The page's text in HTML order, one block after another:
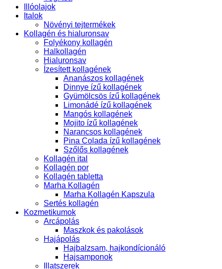
Illóolajok
Italok
Növényi tejtermékek
Kollagén és hialuronsav
Folyékony kollagén
Halkollagén
Hialuronsav
Ízesített kollagének
Ananászos kollagének
Dinnye ízű kollagének
Gyümölcsös ízű kollagének
Limonádé ízű kollagének
Mangós kollagének
Mojito ízű kollagének
Narancsos kollagének
Pina Colada ízű kollagének
Szőlős kollagének
Kollagén ital
Kollagén por
Kollagén tabletta
Marha Kollagén
Marha Kollagén Kapszula
Sertés kollagén
Kozmetikumok
Arcápolás
Maszkok és pakolások
Hajápolás
Hajbalzsam, hajkondícionáló
Hajsamponok
Illatszerek